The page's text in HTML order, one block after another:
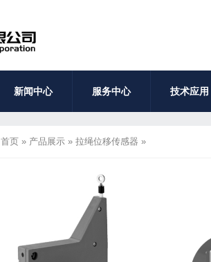
新闻中心 服务中心 技术应用
首页 » 产品展示 » 拉绳位移传感器 »